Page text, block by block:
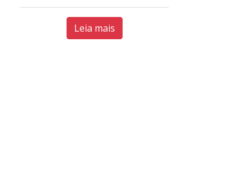
Leia mais